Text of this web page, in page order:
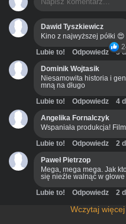
Dawid Tyszkiewicz
Kino z najwyższej półki 😍
Lubie to! Odpowiedz
3
Dominik Wojtasik
Niesamowita historia i
mną na długo
Lubie to! Odpowiedz
4
Angelika Fornalczyk
Wspaniała produkcja!
Lubie to! Odpowiedz
2
Paweł Pietrzop
Mega, mega mega. Jak
się nieźle walnąć w głowe
Lubie to! Odpowiedz 2
Wczytaj